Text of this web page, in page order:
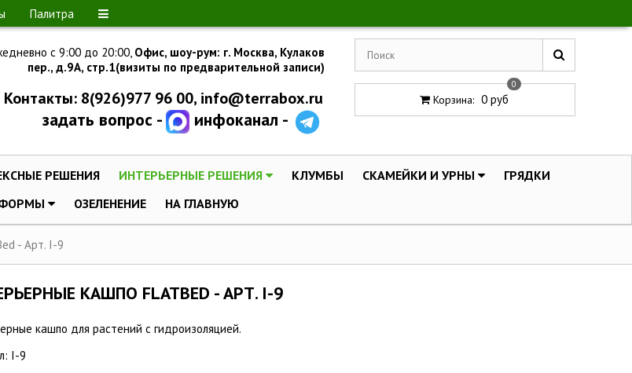
Палитра
с 9:00 до 20:00, Офис, шоу-рум: г. Москва, Кулаков
пер., д.9А, стр.1(визиты по предварительной записи)
Контакты: 8(926)977 96 00, info@terrabox.ru
задать вопрос - инфоканал -
Корзина:
0
0 руб
РЕШЕНИЯ ИНТЕРЬЕРНЫЕ РЕШЕНИЯ КЛУМБЫ СКАМЕЙКИ И УРНЫ
ГРЯДКИ
ОЗЕЛЕНЕНИЕ НА ГЛАВНУЮ
- Арт. I-9
КАШПО FLATBED - АРТ. I-9
кашпо для растений с гидроизоляцией.
I-9